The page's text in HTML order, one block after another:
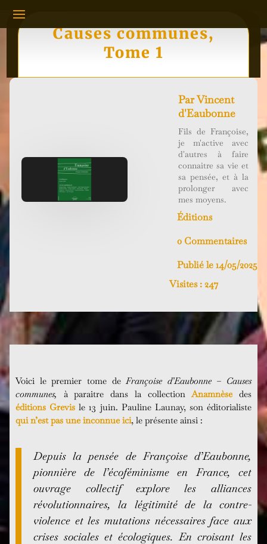
Causes communes,
Tome 1
ParVincent
d'Eaubonne
Fils de Françoise,
je m'active avec
d'autres à faire
connaitre sa vie et
sa pensée, et à la
prolonger avec
mes moyens.
Éditions
0 Commentaires
Publié le 14/05/2025
Visites : 247
Voici le premier tome deFrançoise d’Eaubonne – Causes
communes,
à paraitre dans la collectionAnamnèse des
éditions Grevis le 13 juin. Pauline Launay, son éditorialiste
qui n’est pas une inconnue ici, le présente ainsi :
Depuis la pensée de Françoise d’Eaubonne,
pionnière de l’écoféminisme en France, cet
ouvrage collectif explore les alliances
révolutionnaires, la légitimité de la contre-
violence et les mutations nécessaires face aux
crises sociales et écologiques. En croisant les